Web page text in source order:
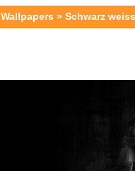
Wallpapers » Schwarz weiss